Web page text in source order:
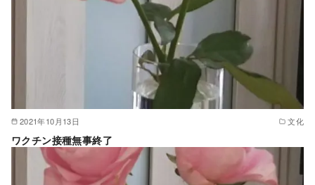
2021年10月13日 文化
ワクチン接種無事終了